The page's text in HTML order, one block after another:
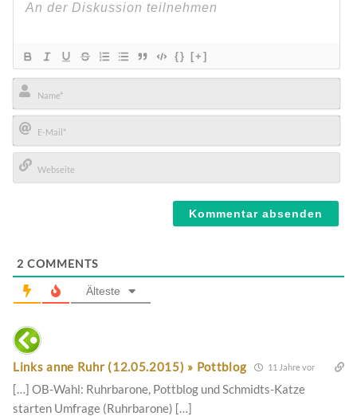
{} [+]
Name*
E-
Mail*
2 COMMENTS
Älteste
Links anne Ruhr (12.05.2015) » Pottblog 11 Jahre vor
[…] OB-Wahl: Ruhrbarone, Pottblog und Schmidts-Katze
starten Umfrage (Ruhrbarone) […]